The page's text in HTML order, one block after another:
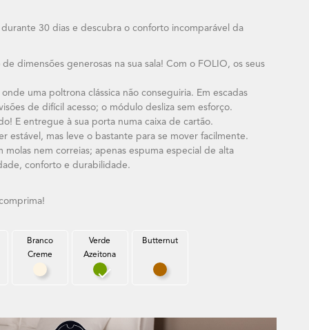
30 dias e descubra o conforto incomparável da
dimensões generosas na sua sala! Com o FOLIO, os seus
uma poltrona clássica não conseguiria. Em escadas
de difícil acesso; o módulo desliza sem esforço.
E entregue à sua porta numa caixa de cartão.
estável, mas leve o bastante para se mover facilmente.
molas nem correias; apenas espuma especial de alta
conforto e durabilidade.
Rato
Branco
Creme
Branco Creme
Verde
Azeitona
Verde Azeitona
Butternut
Butternut